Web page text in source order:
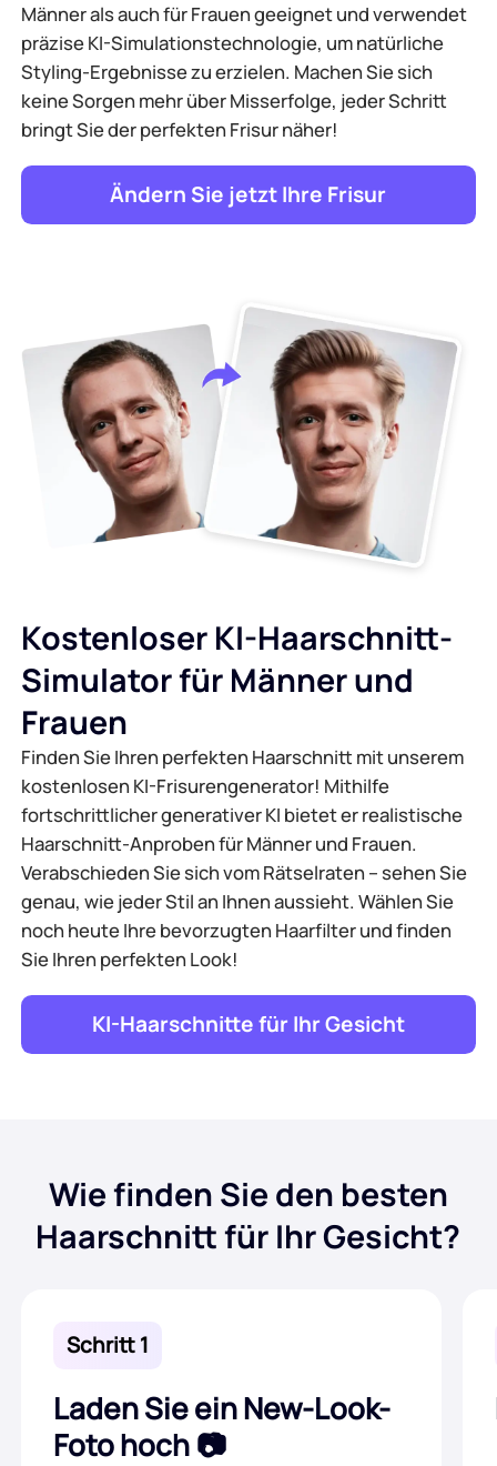
Männer als auch für Frauen geeignet und verwendet
präzise KI-Simulationstechnologie, um natürliche
Styling-Ergebnisse zu erzielen. Machen Sie sich
keine Sorgen mehr über Misserfolge, jeder Schritt
bringt Sie der perfekten Frisur näher!
Ändern Sie jetzt Ihre Frisur
Kostenloser KI-Haarschnitt-
Simulator für Männer und
Frauen
Finden Sie Ihren perfekten Haarschnitt mit unserem
kostenlosen KI-Frisurengenerator! Mithilfe
fortschrittlicher generativer KI bietet er realistische
Haarschnitt-Anproben für Männer und Frauen.
Verabschieden Sie sich vom Rätselraten – sehen Sie
genau, wie jeder Stil an Ihnen aussieht. Wählen Sie
noch heute Ihre bevorzugten Haarfilter und finden
Sie Ihren perfekten Look!
KI-Haarschnitte für Ihr Gesicht
Wie finden Sie den besten
Haarschnitt für Ihr Gesicht?
Schritt 1
Laden Sie ein New-Look-
Foto hoch